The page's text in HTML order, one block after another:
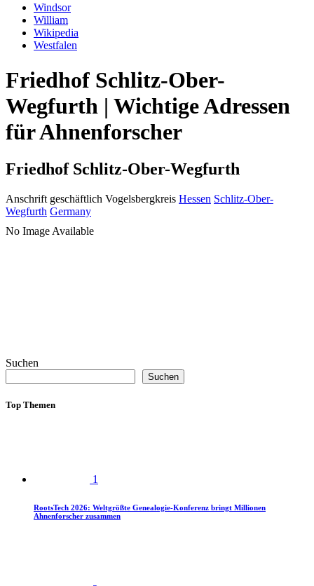
Windsor
William
Wikipedia
Westfalen
Friedhof Schlitz-Ober-
Wegfurth | Wichtige Adressen
für Ahnenforscher
Friedhof Schlitz-Ober-Wegfurth
Anschrift geschäftlich Vogelsbergkreis Hessen Schlitz-Ober-
Wegfurth Germany
No Image Available
Suchen
Suchen
Top Themen
1
RootsTech 2026: Weltgrößte Genealogie-Konferenz bringt Millionen
Ahnenforscher zusammen